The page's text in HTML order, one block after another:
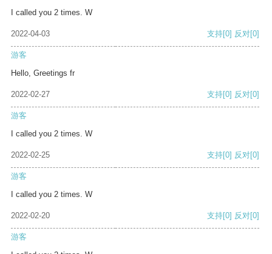
I called you 2 times. W
2022-04-03 支持[0] 反对[0]
游客
Hello, Greetings fr
2022-02-27 支持[0] 反对[0]
游客
I called you 2 times. W
2022-02-25 支持[0] 反对[0]
游客
I called you 2 times. W
2022-02-20 支持[0] 反对[0]
游客